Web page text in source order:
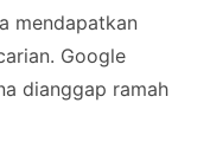
mendapatkan
Google
dianggap ramah